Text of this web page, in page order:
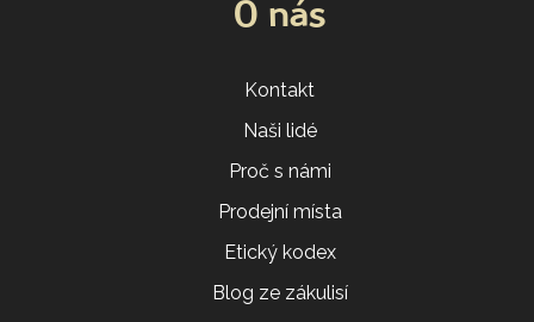
O nás
Kontakt
Naši lidé
Proč s námi
Prodejní místa
Etický kodex
Blog ze zákulisí